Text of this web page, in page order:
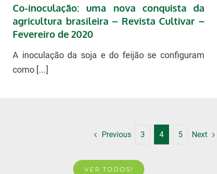
Co-inoculação: uma nova conquista da
agricultura brasileira – Revista Cultivar –
Fevereiro de 2020
A inoculação da soja e do feijão se configuram
como [...]
Previous 3 4 5 Next
VER TODOS!